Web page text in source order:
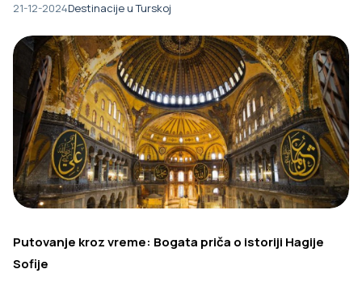
21-12-2024Destinacije u Turskoj
Putovanje kroz vreme: Bogata priča o istoriji Hagije
Sofije